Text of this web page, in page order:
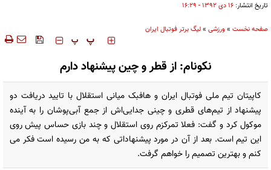
تاریخ انتشار: ۱۶ دی ۱۳۹۲ - ۱۶:۲۹
صفحه نخست »ورزشی »لیگ برتر فوتبال ایران
‍‍‍ پ پ
نکونام: از قطر و چین پیشنهاد دارم
کاپیتان تیم ملی فوتبال ایران و هافبک میانی استقلال با تایید دریافت دو
پیشنهاد از تیم‌های قطری و چینی جدایی‌اش از جمع آبی‌پوشان را به آینده
موکول کرد و گفت: فعلا تمرکزم روی استقلال و چند بازی حساس پیش روی
این تیم است. بعد از آن در مورد پیشنهاداتی که به من رسیده است فکر می
کنم و بهترین تصمیم را خواهم گرفت.